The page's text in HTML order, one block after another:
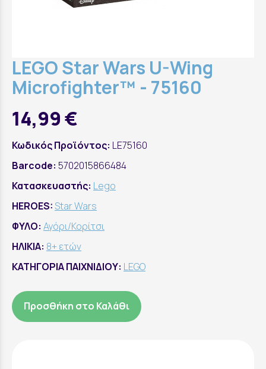
LEGO Star Wars U-Wing
Microfighter™ - 75160
14,99 €
Κωδικός Προϊόντος: LE75160
Barcode: 5702015866484
Κατασκευαστής: Lego
HEROES:Star Wars
ΦΥΛΟ: Αγόρι/Κορίτσι
ΗΛΙΚΙΑ: 8+ ετών
ΚΑΤΗΓΟΡΙΑ ΠΑΙΧΝΙΔΙΟΥ: LEGO
Προσθήκη στο Καλάθι